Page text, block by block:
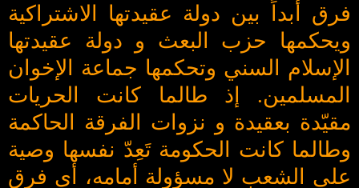
فرق أبداً بين دولة عقيدتها الاشتراكية
ويحكمها حزب البعث و دولة عقيدتها
الإسلام السني وتحكمها جماعة الإخوان
المسلمين. إذ طالما كانت الحريات
مقيّدة بعقيدة و نزوات الفرقة الحاكمة
وطالما كانت الحكومة تَعِدّ نفسها وصية
على الشعب لا مسؤولة أمامه، أي فرق